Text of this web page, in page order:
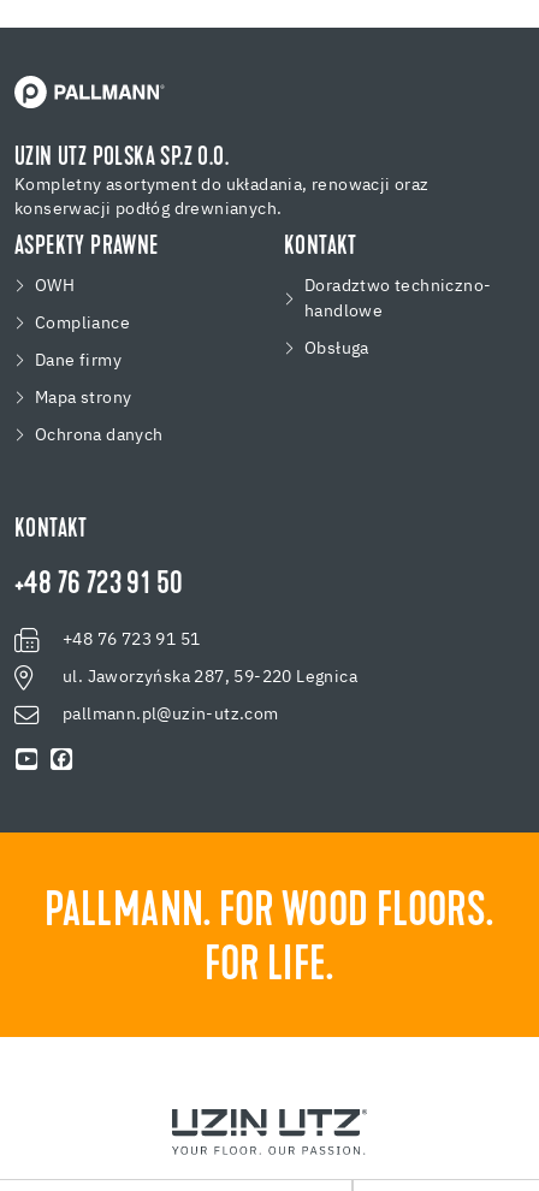
UZIN UTZ POLSKA SP.Z O.O.
Kompletny asortyment do układania, renowacji oraz
konserwacji podłóg drewnianych.
ASPEKTY PRAWNE
OWH
Compliance
Dane firmy
Mapa strony
Ochrona danych
KONTAKT
Doradztwo techniczno-
handlowe
Obsługa
KONTAKT
+48 76 723 91 50
+48 76 723 91 51
ul. Jaworzyńska 287, 59-220 Legnica
pallmann.pl@uzin-utz.com
PALLMANN. FOR WOOD FLOORS.
FOR LIFE.